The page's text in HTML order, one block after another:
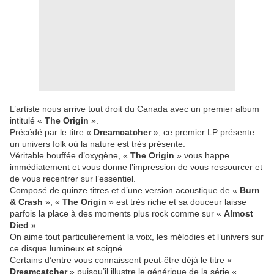
L’artiste nous arrive tout droit du Canada avec un premier album
intitulé « The Origin ».
Précédé par le titre « Dreamcatcher», ce premier LP présente
un univers folk où la nature est très présente.
Véritable bouffée d’oxygène, « The Origin » vous happe
immédiatement et vous donne l’impression de vous ressourcer et
de vous recentrer sur l’essentiel.
Composé de quinze titres et d’une version acoustique de « Burn
& Crash », « The Origin » est très riche et sa douceur laisse
parfois la place à des moments plus rock comme sur « Almost
Died ».
On aime tout particulièrement la voix, les mélodies et l’univers sur
ce disque lumineux et soigné.
Certains d’entre vous connaissent peut-être déjà le titre «
Dreamcatcher» puisqu’il illustre le générique de la série «